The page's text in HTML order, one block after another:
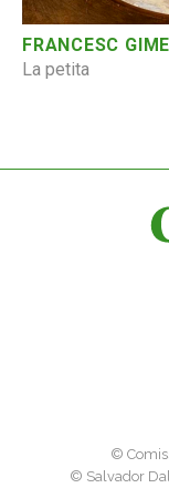
FRANCESC
La petita
©️
©️ Salvador